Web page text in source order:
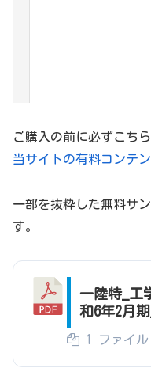
ご購入の前に必ずこち
当サイトの有料コンテ
一部を抜粋した無料サ
す。
一陸特_工
和6年2月
1 ファイル